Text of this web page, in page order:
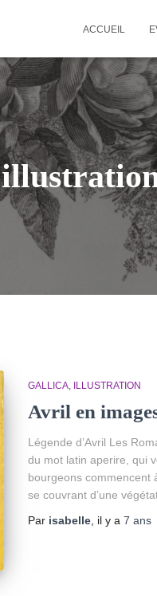
ACCUEIL
GALLICA ILLUSTRATION
Avril en
Légende d’Avril Les
du mot latin aperire, qui
bourgeons commencent
se couvrant d’une
Par isabelle, il y a 7 ans